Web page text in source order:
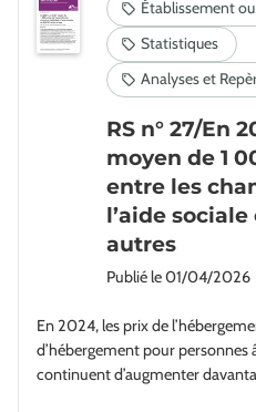
RS n° 27/En
moyen de 1
entre les
l’aide
autres
Publié le01/04/2026
En 2024, les prix de
d’hébergement pour personnes
continuent d’augmenter